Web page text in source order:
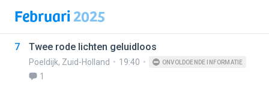
Februari2025
7 Twee rode lichten geluidloos
Poeldijk, Zuid-Holland 19:40 ONVOLDOENDE INFORMATIE
1